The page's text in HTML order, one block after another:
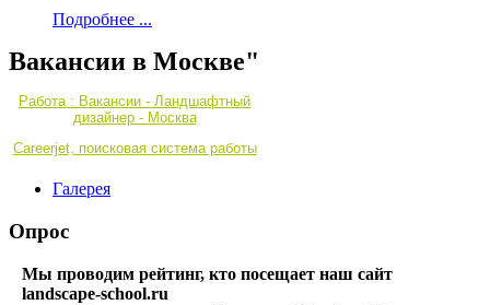
Подробнее ...
Вакансии в Москве"
Работа : Вакансии - Ландшафтный
дизайнер - Москва
Careerjet, поисковая система работы
Галерея
Опрос
Мы проводим рейтинг, кто посещает наш сайт
landscape-school.ru